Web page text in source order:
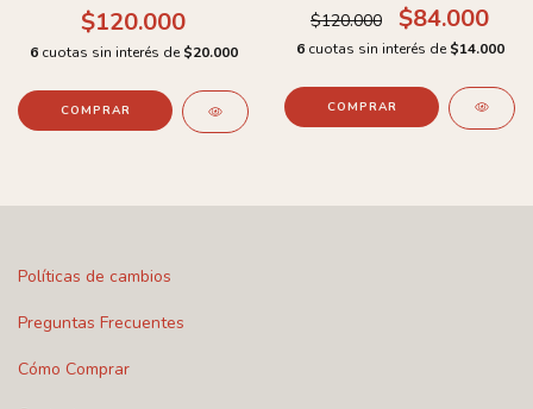
$120.000
6 cuotas sin interés de $20.000
COMPRAR
$120.000 $84.000
6 cuotas sin interés de $14.000
COMPRAR
Políticas de cambios
Preguntas Frecuentes
Cómo Comprar